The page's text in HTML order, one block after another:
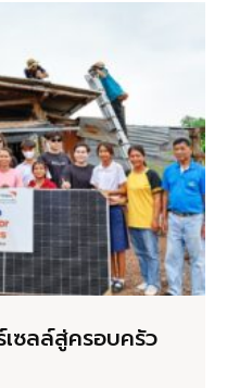
เซลล์สู่ครอบครัว